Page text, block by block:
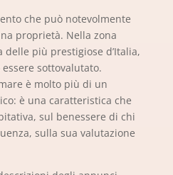
che può notevolmente
proprietà. Nella zona
delle più prestigiose d’Italia,
sottovalutato.
è molto più di un
è una caratteristica che
sul benessere di chi
sulla sua valutazione